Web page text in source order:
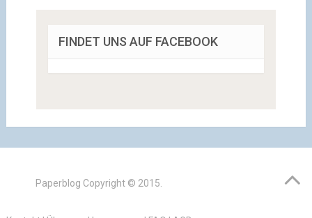
FINDET UNS AUF FACEBOOK
Paperblog Copyright © 2015.